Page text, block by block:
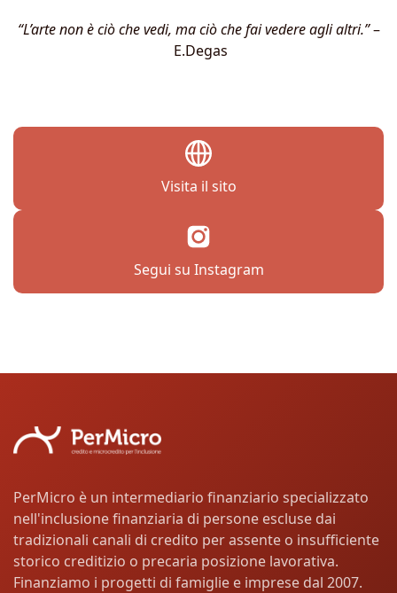
“L’arte non è ciò che vedi, ma ciò che fai vedere agli altri.”–
E.Degas
Visita il sito
Segui su Instagram
PerMicro è un intermediario finanziario specializzato
nell'inclusione finanziaria di persone escluse dai
tradizionali canali di credito per assente o insufficiente
storico creditizio o precaria posizione lavorativa.
Finanziamo i progetti di famiglie e imprese dal 2007.